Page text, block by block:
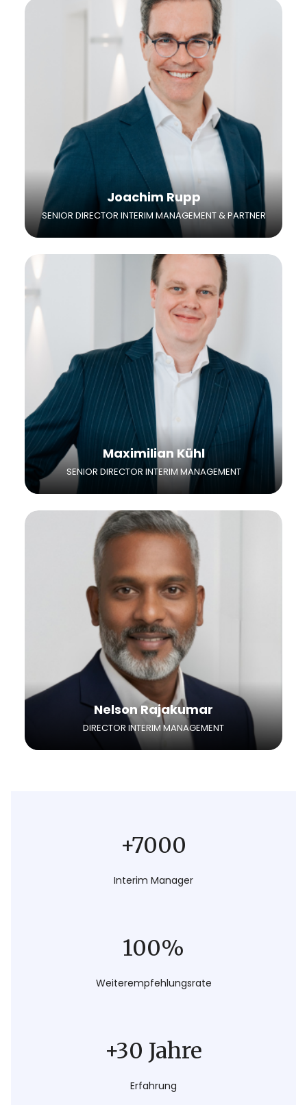
Joachim Rupp
SENIOR DIRECTOR INTERIM MANAGEMENT & PARTNER
Joachim Rupp ist Senior Director Interim
Management und Partner bei Heuse Interim.
Er baut auf einer langjährigen nationalen und
internationalen Erfahrung im Interim- und
Projektmanagement auf.
Maximilian Kühl
SENIOR DIRECTOR INTERIM MANAGEMENT
Maximilian Kühl ist im Juni 2019 bei Heuse
Interim gestartet. Als Senior Director Interim
Management ist er mit seiner
Vertriebserfahrung und umfassenden
Kandidatenkenntnissen Ihr Ansprechpartner
für nationale und internationale Projekte.
Nelson Rajakumar
DIRECTOR INTERIM MANAGEMENT
Nelson Rajakumar verfügt über langjährige
Erfahrung im B2B-Vertrieb. Mit seiner
nachgewiesenen Vertriebsstärke und
umfassenden Markt- und
Branchenkenntnissen ist er Ihr direkter
Ansprechpartner für den erfolgreichen
Ausbau und die Besetzung Ihrer Projekte.
+7000
Interim Manager
100%
Weiterempfehlungsrate
+30 Jahre
Erfahrung